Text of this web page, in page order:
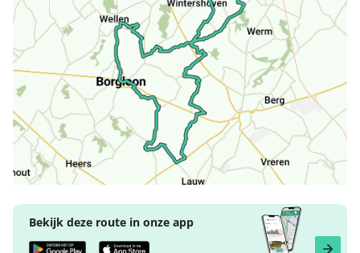
Bekijk deze route in onze app